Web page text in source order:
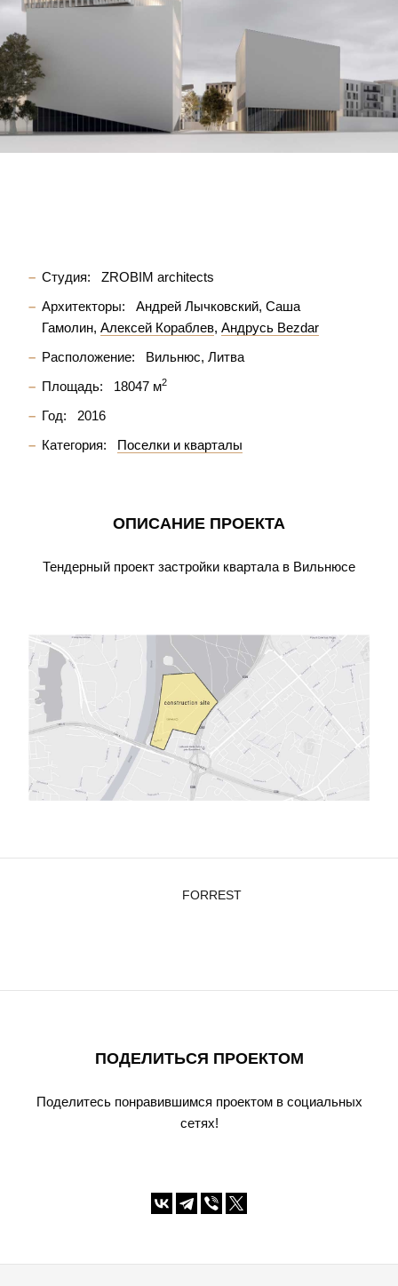
Студия:
ZROBIM architects
Архитекторы:
Андрей Лычковский Саша
Гамолин Алексей Кораблев Андрусь Bezdar
Расположение:
Вильнюс, Литва
Площадь:
18047 м2
Год:
2016
Категория:
Поселки и кварталы
ОПИСАНИЕ ПРОЕКТА
Тендерный проект застройки квартала в Вильнюсе
FORREST
ПОДЕЛИТЬСЯ ПРОЕКТОМ
Поделитесь понравившимся проектом в социальных
сетях!